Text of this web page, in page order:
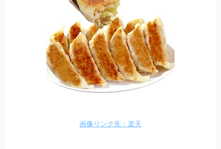
画像リンク先：楽天